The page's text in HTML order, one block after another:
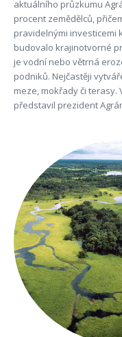
aktuálního průzkumu
procent zemědělců,
pravidelnými investicemi
budovalo krajinotvorné
je vodní nebo větrná
podniků. Nejčastěji
meze, mokřady či
představil prezident